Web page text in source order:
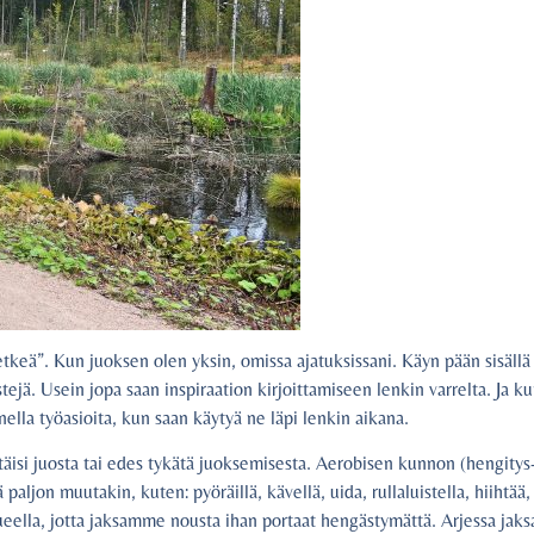
Kun juoksen olen yksin, omissa ajatuksissani. Käyn pään
Usein jopa saan inspiraation kirjoittamiseen lenkin varrelta. Ja
työasioita, kun saan käytyä ne läpi lenkin aikana.
juosta tai edes tykätä juoksemisesta. Aerobisen kunnon
muutakin, kuten: pyöräillä, kävellä, uida, rullaluistella, hiihtää,
jotta jaksamme nousta ihan portaat hengästymättä. Arjessa